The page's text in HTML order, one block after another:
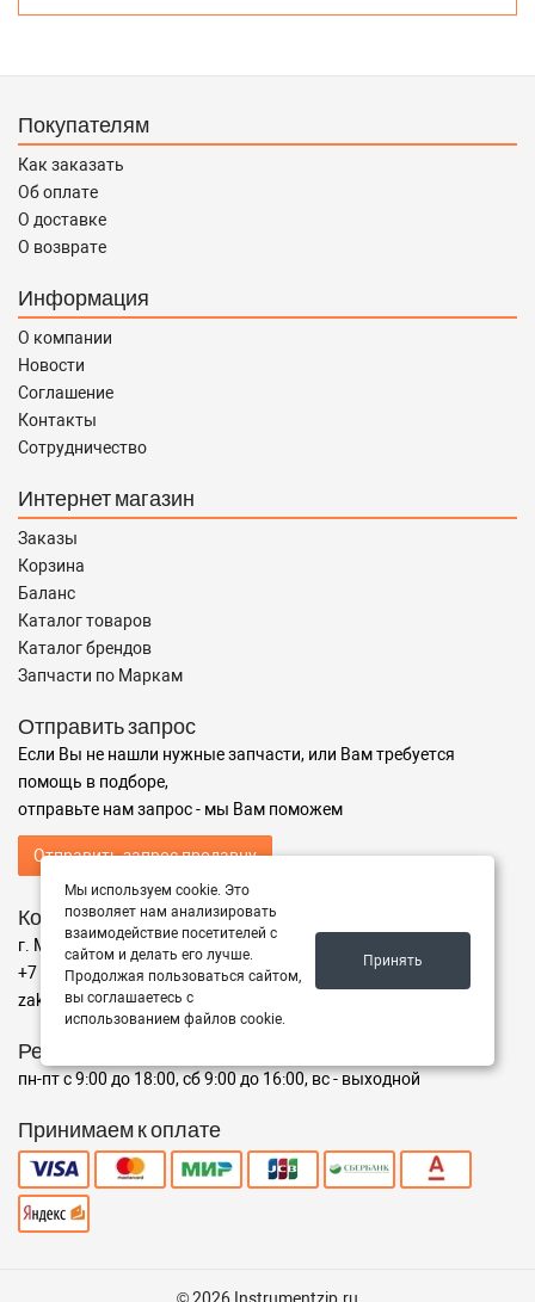
Покупателям
Как заказать
Об оплате
О доставке
О возврате
Информация
О компании
Новости
Соглашение
Контакты
Сотрудничество
Интернет магазин
Заказы
Корзина
Баланс
Каталог товаров
Каталог брендов
Запчасти по Маркам
Отправить запрос
Если Вы не нашли нужные запчасти, или Вам требуется
помощь в подборе,
отправьте нам запрос - мы Вам поможем
Отправить запрос продавцу
Контакты
г. Москва ул. Адрес
+7 (499) 350-94-25
zakaz@instrumentzip.ru
Режим работы
пн-пт с 9:00 до 18:00, сб 9:00 до 16:00, вс - выходной
Принимаем к оплате
Мы используем cookie. Это
позволяет нам анализировать
взаимодействие посетителей с
сайтом и делать его лучше.
Продолжая пользоваться сайтом,
вы соглашаетесь с
использованием файлов cookie.
Принять